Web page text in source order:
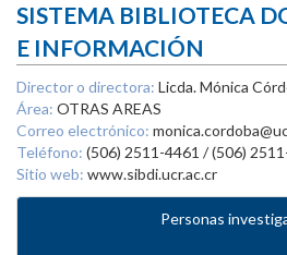
SISTEMA BIBLIOTECA
E INFORMACIÓN
Director o directora: Licda. Mónica
Área: OTRAS AREAS
Correo electrónico:
Teléfono: (506) 2511-4461 / (506)
Sitio web: www.sibdi.ucr.ac.cr
Personas